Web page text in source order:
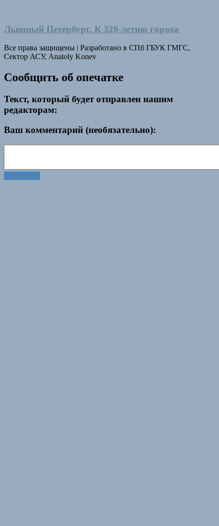
Львиный Петербург. К 320-летию города
Все права защищены | Разработано в СПб ГБУК ГМГС,
Сектор АСУ, Anatoly Konev
Сообщить об опечатке
Текст, который будет отправлен нашим
редакторам:
Ваш комментарий (необязательно):
Отправить